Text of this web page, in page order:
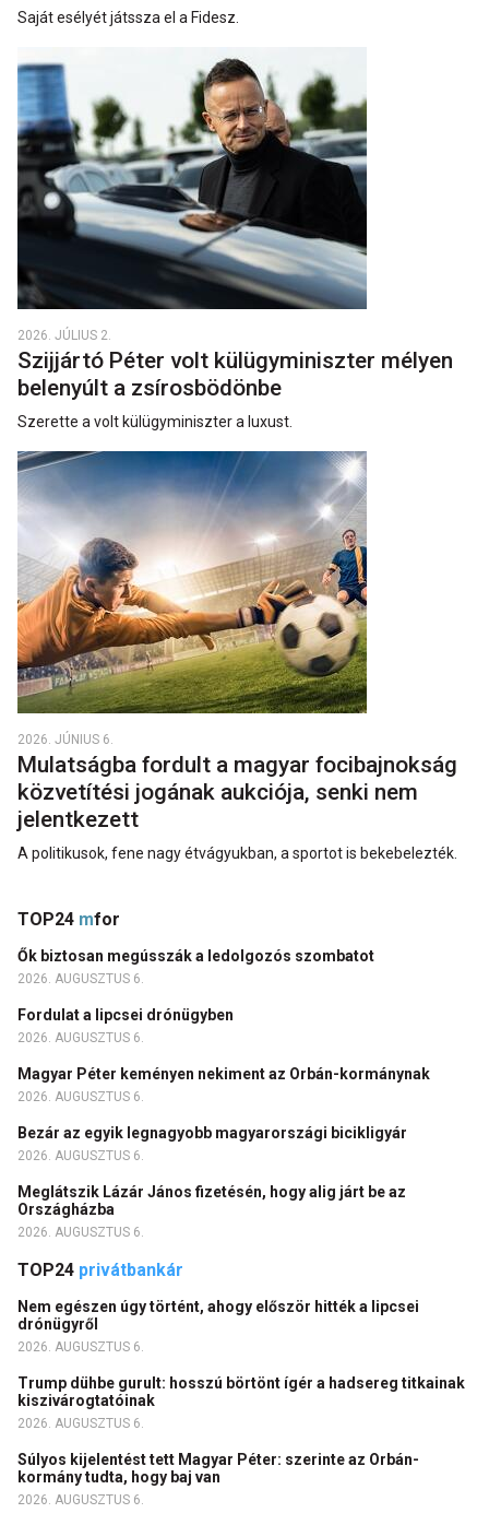
Saját esélyét játssza el a Fidesz.
2026. JÚLIUS 2.
Szijjártó Péter volt külügyminiszter mélyen
belenyúlt a zsírosbödönbe
Szerette a volt külügyminiszter a luxust.
2026. JÚNIUS 6.
Mulatságba fordult a magyar focibajnokság
közvetítési jogának aukciója, senki nem
jelentkezett
A politikusok, fene nagy étvágyukban, a sportot is bekebelezték.
TOP24 mfor
Ők biztosan megússzák a ledolgozós szombatot
2026. AUGUSZTUS 6.
Fordulat a lipcsei drónügyben
2026. AUGUSZTUS 6.
Magyar Péter keményen nekiment az Orbán-kormánynak
2026. AUGUSZTUS 6.
Bezár az egyik legnagyobb magyarországi bicikligyár
2026. AUGUSZTUS 6.
Meglátszik Lázár János fizetésén, hogy alig járt be az
Országházba
2026. AUGUSZTUS 6.
TOP24 privátbankár
Nem egészen úgy történt, ahogy először hitték a lipcsei
drónügyről
2026. AUGUSZTUS 6.
Trump dühbe gurult: hosszú börtönt ígér a hadsereg titkainak
kiszivárogtatóinak
2026. AUGUSZTUS 6.
Súlyos kijelentést tett Magyar Péter: szerinte az Orbán-
kormány tudta, hogy baj van
2026. AUGUSZTUS 6.